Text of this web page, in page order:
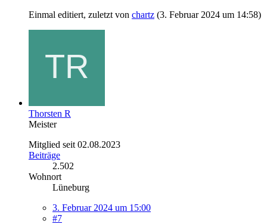
Einmal editiert, zuletzt von chartz (3. Februar 2024 um 14:58)
Thorsten R
Meister
Mitglied seit 02.08.2023
Beiträge
2.502
Wohnort
Lüneburg
3. Februar 2024 um 15:00
#7